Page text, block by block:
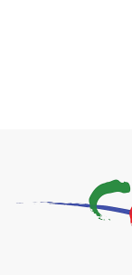
2026-07-23